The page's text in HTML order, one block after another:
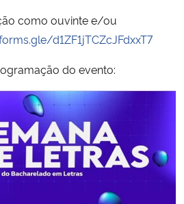
como ouvinte e/ou
d1ZF1jTCZcJFdxxT7
do evento: